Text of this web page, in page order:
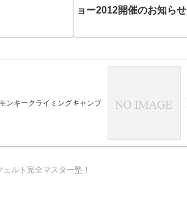
ョー2012開催のお知らせ
モンキークライミングキャンプ
ルト完全マスター塾！